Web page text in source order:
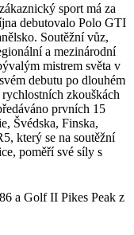
sport má za
debutovalo Polo GTI
Soutěžní vůz,
a mezinárodní
mistrem světa v
debutu po dlouhém
zkouškách
prvních 15
Švédska, Finska,
který se na soutěžní
poměří své síly s
a Golf II Pikes Peak z